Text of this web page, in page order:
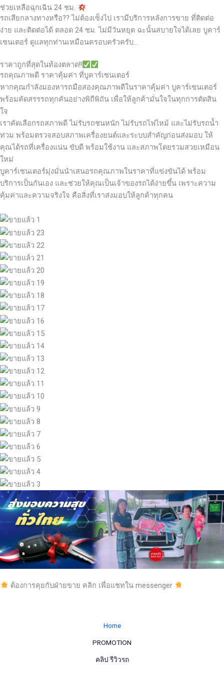
ช่วยเหลือฉุกเฉิน 24 ชม.
รถเสียกลางทางหรือ?? ไม่ต้องเซ็งไป เรามีบริการหลังการขาย ที่ติดต่อ
ง่าย และติดต่อได้ ตลอด 24 ชม. ไม่มีวันหยุด ฉะนั้นสบายใจได้เลย บูคาร์
เซนเตอร์ ดูแลทุกท่านเหมือนครอบครัวครับ…
ราคาถูกที่สุดในท้องตลาด!!
รถคุณภาพดี ราคาคุ้มค่า ที่บูคาร์เซนเตอร์
หากคุณกำลังมองหารถมือสองคุณภาพดีในราคาคุ้มค่า บูคาร์เซนเตอร์
พร้อมคัดสรรรถทุกคันอย่างพิถีพิถัน เพื่อให้ลูกค้ามั่นใจในทุกการตัดสิน
ใจ
เราคัดเลือกรถสภาพดี ไม่รับรถชนหนัก ไม่รับรถไฟไหม้ และไม่รับรถน้ำ
ท่วม พร้อมตรวจสอบสภาพเครื่องยนต์และระบบสำคัญก่อนส่งมอบ ให้
คุณได้รถที่เครื่องแน่น ขับดี พร้อมใช้งาน และสภาพโดยรวมสวยเหมือน
ใหม่
บูคาร์เซนเตอร์มุ่งมั่นนำเสนอรถคุณภาพในราคาที่แข่งขันได้ พร้อม
บริการเป็นกันเอง และช่วยให้คุณเป็นเจ้าของรถได้ง่ายขึ้น เพราะความ
คุ้มค่าและความจริงใจ คือสิ่งที่เราส่งมอบให้ลูกค้าทุกคน
ต้องการคุยกับฝ่ายขาย คลิก เพื่อแชทใน messenger
Home
PROMOTION
คลิป รีวิวรถ